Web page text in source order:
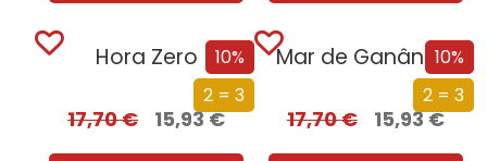
10%
2 = 3
Hora Zero
17,70€ 15,93€
10%
2 = 3
Mar de Ganância
17,70€ 15,93€